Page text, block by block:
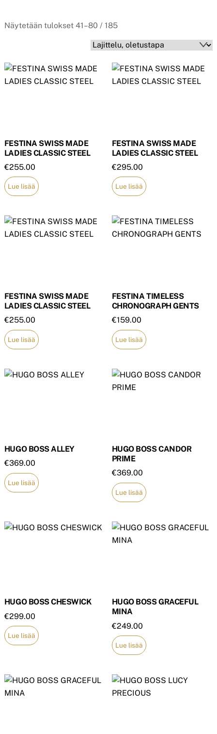
Näytetään tulokset 41–80 / 185
FESTINA SWISS MADE
LADIES CLASSIC STEEL
€255.00
Lue lisää
FESTINA SWISS MADE
LADIES CLASSIC STEEL
€295.00
Lue lisää
FESTINA SWISS MADE
LADIES CLASSIC STEEL
€255.00
Lue lisää
FESTINA TIMELESS
CHRONOGRAPH GENTS
€159.00
Lue lisää
HUGO BOSS ALLEY
€369.00
Lue lisää
HUGO BOSS CANDOR
PRIME
€369.00
Lue lisää
HUGO BOSS CHESWICK
€299.00
Lue lisää
HUGO BOSS GRACEFUL
MINA
€249.00
Lue lisää